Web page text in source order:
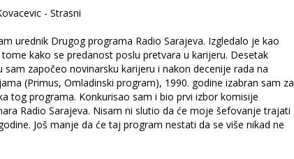
- Strasni
urednik Drugog programa Radio Sarajeva. Izgledalo je kao
kako se predanost poslu pretvara u karijeru. Desetak
sam započeo novinarsku karijeru i nakon decenije rada na
(Primus, Omladinski program), 1990. godine izabran sam za
tog programa. Konkurisao sam i bio prvi izbor komisije
Radio Sarajeva. Nisam ni slutio da će moje šefovanje trajati
Još manje da će taj program nestati da se više nikad ne